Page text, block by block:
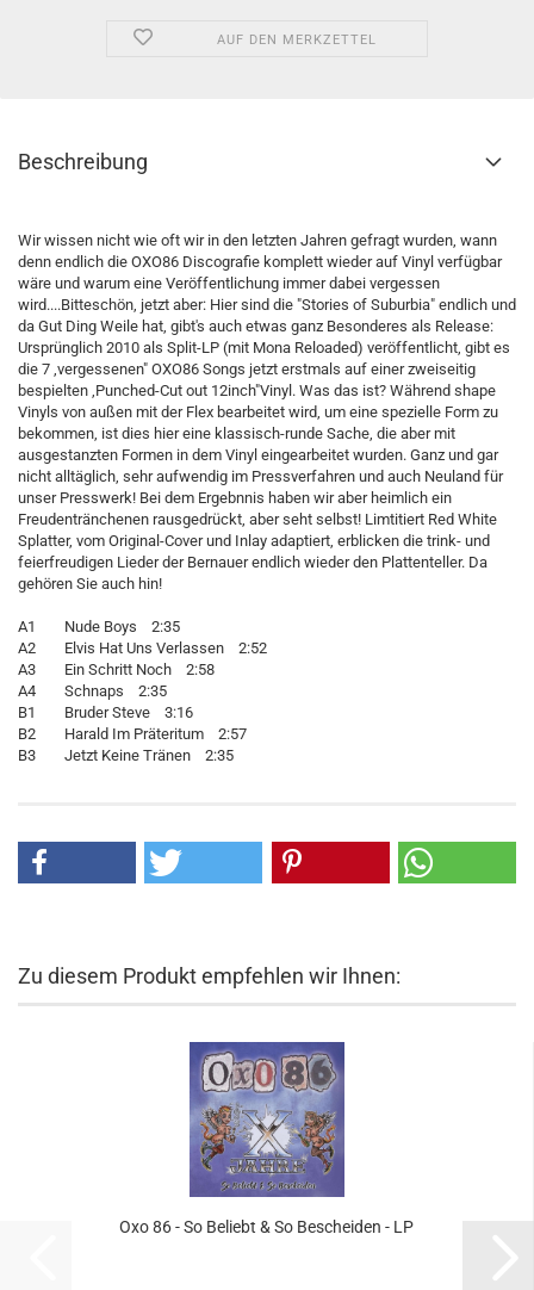
AUF DEN MERKZETTEL
Beschreibung
Wir wissen nicht wie oft wir in den letzten Jahren gefragt wurden, wann
denn endlich die OXO86 Discografie komplett wieder auf Vinyl verfügbar
wäre und warum eine Veröffentlichung immer dabei vergessen
wird....Bitteschön, jetzt aber: Hier sind die "Stories of Suburbia" endlich und
da Gut Ding Weile hat, gibt's auch etwas ganz Besonderes als Release:
Ursprünglich 2010 als Split-LP (mit Mona Reloaded) veröffentlicht, gibt es
die 7 ,vergessenen" OXO86 Songs jetzt erstmals auf einer zweiseitig
bespielten ,Punched-Cut out 12inch"Vinyl. Was das ist? Während shape
Vinyls von außen mit der Flex bearbeitet wird, um eine spezielle Form zu
bekommen, ist dies hier eine klassisch-runde Sache, die aber mit
ausgestanzten Formen in dem Vinyl eingearbeitet wurden. Ganz und gar
nicht alltäglich, sehr aufwendig im Pressverfahren und auch Neuland für
unser Presswerk! Bei dem Ergebnnis haben wir aber heimlich ein
Freudentränchenen rausgedrückt, aber seht selbst! Limtitiert Red White
Splatter, vom Original-Cover und Inlay adaptiert, erblicken die trink- und
feierfreudigen Lieder der Bernauer endlich wieder den Plattenteller. Da
gehören Sie auch hin!
A1 Nude Boys 2:35
A2 Elvis Hat Uns Verlassen 2:52
A3 Ein Schritt Noch 2:58
A4 Schnaps 2:35
B1 Bruder Steve 3:16
B2 Harald Im Präteritum 2:57
B3 Jetzt Keine Tränen 2:35
Zu diesem Produkt empfehlen wir Ihnen:
Oxo 86 - So Beliebt & So Bescheiden - LP